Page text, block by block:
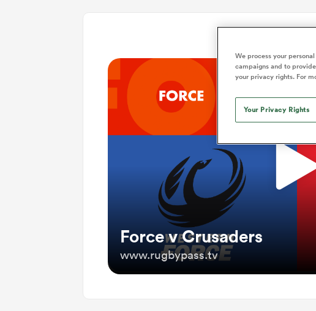
Force v Crusaders
www.rugbypass.tv
We process your
campaigns and to
your privacy rights. For
Your Privacy Rights